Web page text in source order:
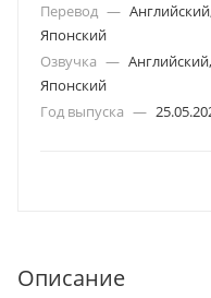
Перевод —
Японский
Озвучка —
Японский
Год выпуска —
Описание